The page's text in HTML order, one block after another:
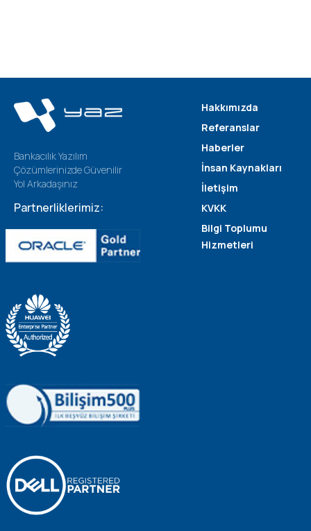
Bankacılık Yazılım
Çözümlerinizde Güvenilir
Yol Arkadaşınız
Partnerliklerimiz:
Hakkımızda
Referanslar
Haberler
İnsan Kaynakları
İletişim
KVKK
Bilgi Toplumu
Hizmetleri